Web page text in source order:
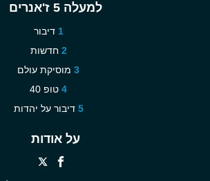
למעלה 5 ז'אנרים
דיבור
חדשות
מוסיקת עולם
טופ 40
דיבור על יהדות
על אודות